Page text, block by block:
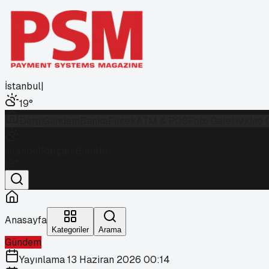
İstanbul|
19°
Anasayfa
Kategoriler Arama
Gündem
Yayınlama13 Haziran 2026 00:14